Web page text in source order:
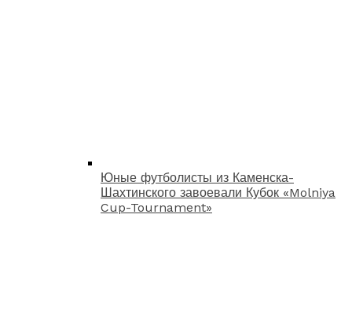
Юные футболисты из Каменска-
Шахтинского завоевали Кубок «Molniya
Cup-Tournament»